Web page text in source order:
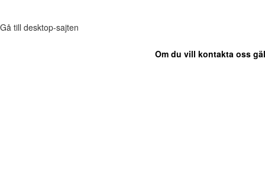
Gå till desktop-sajten
Om du vill kontakta oss